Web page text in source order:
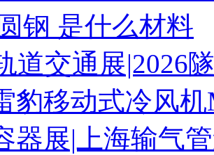
钢 是什么材料
道交通展|2026
豹移动式冷风
器展|上海输气